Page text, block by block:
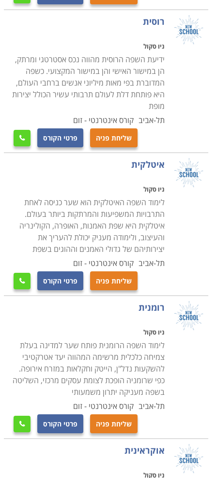
רוסית
ניו סקול
ידיעת השפה הרוסית מהווה נכס אסטרטגי ומרתק,
הן במישור האישי והן במישור המקצועי. כשפה
המדוברת בפי מאות מיליוני אנשים ברחבי העולם,
היא פותחת דלת לעולם תרבותי עשיר הכולל יצירות
מופת
תל-אביב קורס אינטרנטי - זום
שליחת פניה פרטי הקורס 
איטלקית
ניו סקול
לימוד השפה האיטלקית הוא שער כניסה לאחת
התרבויות המשפיעות והמרתקות ביותר בעולם.
איטלקית היא שפת האמנות, האופרה, הקולינריה
והעיצוב, ולימודה מעניק יכולת להעריך את
יצירותיהם של גדולי האמנים וההוגים בשפת
תל-אביב קורס אינטרנטי - זום
שליחת פניה פרטי הקורס 
רומנית
ניו סקול
לימוד השפה הרומנית פותח שער למדינה בעלת
צמיחה כלכלית מרשימה המהווה יעד אטרקטיבי
להשקעות נדל"ן, הייטק וחקלאות במזרח אירופה.
כפי שרומניה הופכת לצומת עסקים מרכזי, השליטה
בשפה מעניקה יתרון משמעותי
תל-אביב קורס אינטרנטי - זום
שליחת פניה פרטי הקורס 
אוקראינית
ניו סקול